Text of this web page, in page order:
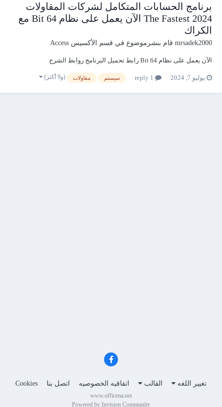
برنامج الحسابات المتكامل لشركات المقاولات
The Fastest 2024 الآن يعمل على نظام 64 Bit مع
الكراك
mrsadek2000 قام بنشرموضوع في قسم الأكسيس Access
الآن يعمل على نظام 64 Bit رابط تحميل البرنامج روابط الشرح
يوليو 7, 2024 سيستم مقاولات (و9 أكثر)
تغيير اللغه القالب اتفاقيه الخصوصيه اتصل بنا Cookies
www.officena.net
Powered by Invision Community